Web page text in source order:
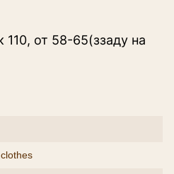
от 58-65(ззаду на